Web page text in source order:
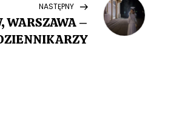
Post
NASTĘPNY
WARSZAWA –